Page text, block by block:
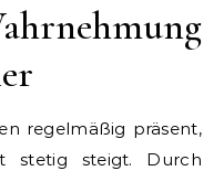
regelmäßig präsent,
stetig steigt. Durch